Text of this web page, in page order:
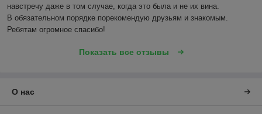
навстречу даже в том случае, когда это была и не их вина.
В обязательном порядке порекомендую друзьям и знакомым.
Ребятам огромное спасибо!
Показать все отзывы
О нас